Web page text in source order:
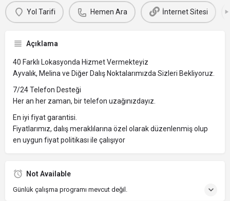
Yol Tarifi Hemen Ara İnternet Sitesi
Açıklama
40 Farklı Lokasyonda Hizmet Vermekteyiz
Ayvalık, Melina ve Diğer Dalış Noktalarımızda Sizleri Bekliyoruz.
7/24 Telefon Desteği
Her an her zaman, bir telefon uzağınızdayız.
En iyi fiyat garantisi.
Fiyatlarımız, dalış meraklılarına özel olarak düzenlenmiş olup
en uygun fiyat politikası ile çalışıyor
Not Available
Günlük çalışma programı mevcut değil.